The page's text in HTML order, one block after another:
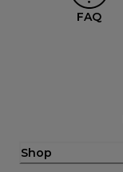
FAQ
Shop